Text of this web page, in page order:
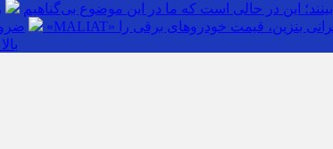
این در حالی است که ما در این موضوع بی‌گناهیم
بنزین، قیمت خودروهای برقی را